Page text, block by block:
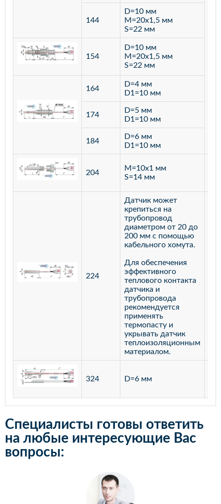
144
D=10 мм
M=20х1,5 мм
S=22 мм
154
D=10 мм
M=20х1,5 мм
S=22 мм
164
D=4 мм
D1=10 мм
174
D=5 мм
D1=10 мм
184
D=6 мм
D1=10 мм
204
M=10х1 мм
S=14 мм
224
Датчик может
крепиться на
трубопровод
диаметром от 20 до
200 мм с помощью
кабельного хомута.
Для обеспечения
эффективного
теплового контакта
датчика и
трубопровода
рекомендуется
применять
термопасту и
укрывать датчик
теплоизоляционным
материалом.
324 D=6 мм
Специалисты готовы ответить
на любые интересующие Вас
вопросы: